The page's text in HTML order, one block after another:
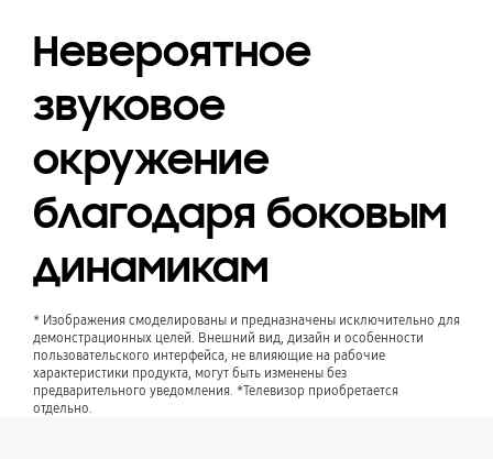
Невероятное
звуковое
окружение
благодаря боковым
динамикам
* Изображения смоделированы и предназначены исключительно для
демонстрационных целей. Внешний вид, дизайн и особенности
пользовательского интерфейса, не влияющие на рабочие
характеристики продукта, могут быть изменены без
предварительного уведомления. *Телевизор приобретается
отдельно.